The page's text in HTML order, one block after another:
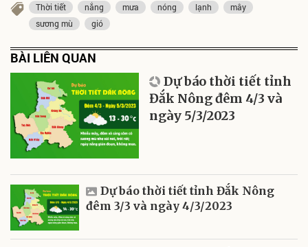
Thời tiết nắng mưa nóng lạnh
mây
sương mù
gió
BÀI LIÊN QUAN
Dự báo thời tiết tỉnh
Đắk Nông đêm 4/3 và
ngày 5/3/2023
Dự báo thời tiết tỉnh Đắk Nông
đêm 3/3 và ngày 4/3/2023